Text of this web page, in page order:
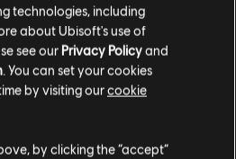
золотих монет (плюс 100 бонусних),
в магазині.
—
Америки.
technologies, including
about Ubisoft's use of
see our Privacy Policyand
. You can set your cookies
by visiting ourcookie
by clicking the “accept”